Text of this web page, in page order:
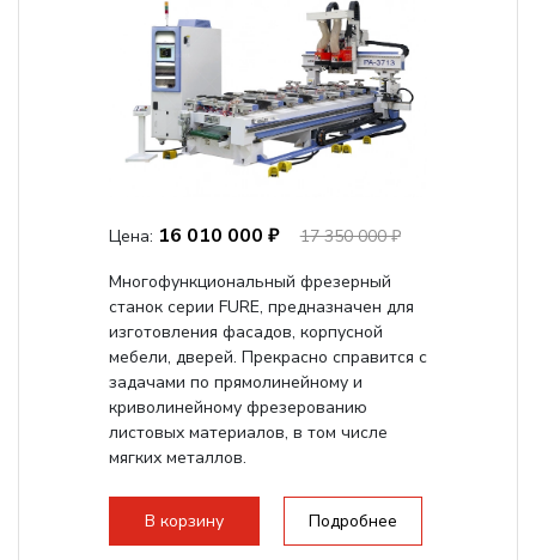
Цена: 16 010 000 ₽
17 350 000 ₽
Многофункциональный фрезерный
станок серии FURE, предназначен для
изготовления фасадов, корпусной
мебели, дверей. Прекрасно справится с
задачами по прямолинейному и
криволинейному фрезерованию
листовых материалов, в том числе
мягких металлов.
В корзину Подробнее